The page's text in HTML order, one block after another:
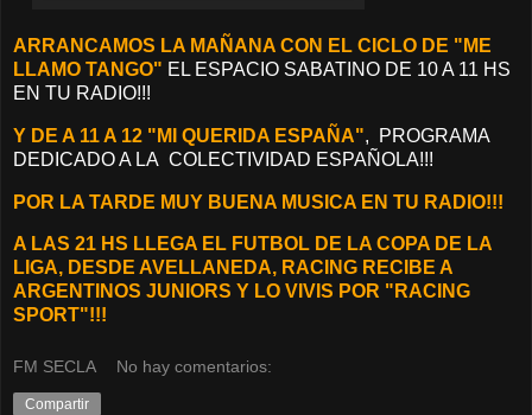
ARRANCAMOS LA MAÑANA CON EL CICLO DE "ME
LLAMO TANGO" EL ESPACIO SABATINO DE 10 A 11 HS
EN TU RADIO!!!
Y DE A 11 A 12 "MI QUERIDA ESPAÑA", PROGRAMA
DEDICADO A LA COLECTIVIDAD ESPAÑOLA!!!
POR LA TARDE MUY BUENA MUSICA EN TU RADIO!!!
A LAS 21 HS LLEGA EL FUTBOL DE LA COPA DE LA
LIGA, DESDE AVELLANEDA, RACING RECIBE A
ARGENTINOS JUNIORS Y LO VIVIS POR "RACING
SPORT"!!!
FM SECLA No hay comentarios:
Compartir